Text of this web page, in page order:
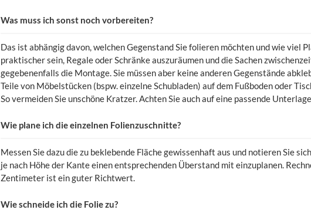
Was muss ich sonst noch vorbereiten?
Das ist abhängig davon, welchen Gegenstand Sie folieren möchten und wie viel
praktischer sein, Regale oder Schränke auszuräumen und die Sachen
gegebenenfalls die Montage. Sie müssen aber keine anderen Gegenstände
Teile von Möbelstücken (bspw. einzelne Schubladen) auf dem Fußboden oder
So vermeiden Sie unschöne Kratzer. Achten Sie auch auf eine passende
Wie plane ich die einzelnen Folienzuschnitte?
Messen Sie dazu die zu beklebende Fläche gewissenhaft aus und notieren Sie
je nach Höhe der Kante einen entsprechenden Überstand mit einzuplanen.
Zentimeter ist ein guter Richtwert.
Wie schneide ich die Folie zu?